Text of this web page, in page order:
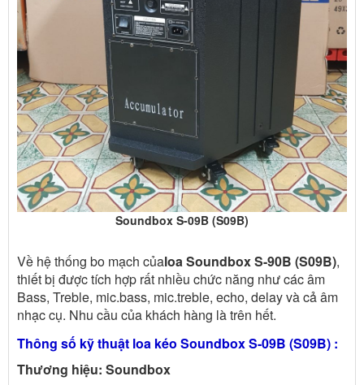
Soundbox S-09B (S09B)
Về hệ thống bo mạch củaloa Soundbox S-90B (S09B),
thiết bị được tích hợp rất nhiều chức năng như các âm
Bass, Treble, mic.bass, mic.treble, echo, delay và cả âm
nhạc cụ. Nhu cầu của khách hàng là trên hết.
Thông số kỹ thuật loa kéo Soundbox S-09B (S09B) :
Thương hiệu: Soundbox